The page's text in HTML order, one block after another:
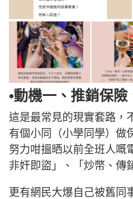
•動機一、推銷保險
這是最常見的現實套路，
有個小同（小學同學）做
努力咁搵晒以前全班人嘅
非奸即盜」、「炒幣、傳
更有網民大爆自己被舊同